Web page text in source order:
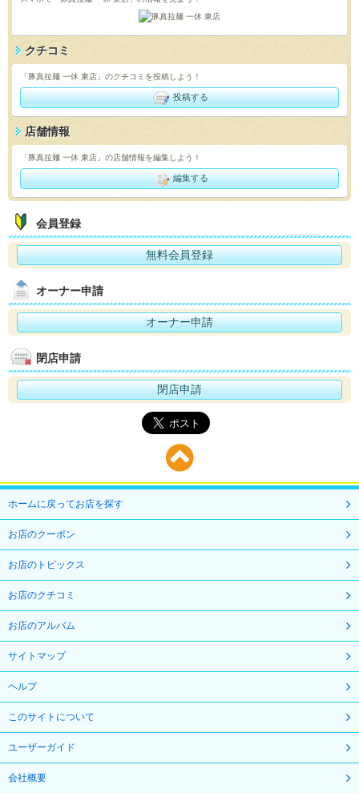
クチコミ
「豚真拉麺 一休 東店」のクチコミを投稿しよう！
投稿する
店舗情報
「豚真拉麺 一休 東店」の店舗情報を編集しよう！
編集する
会員登録
無料会員登録
オーナー申請
オーナー申請
閉店申請
閉店申請
ホームに戻ってお店を探す
お店のクーポン
お店のトピックス
お店のクチコミ
お店のアルバム
サイトマップ
ヘルプ
このサイトについて
ユーザーガイド
会社概要